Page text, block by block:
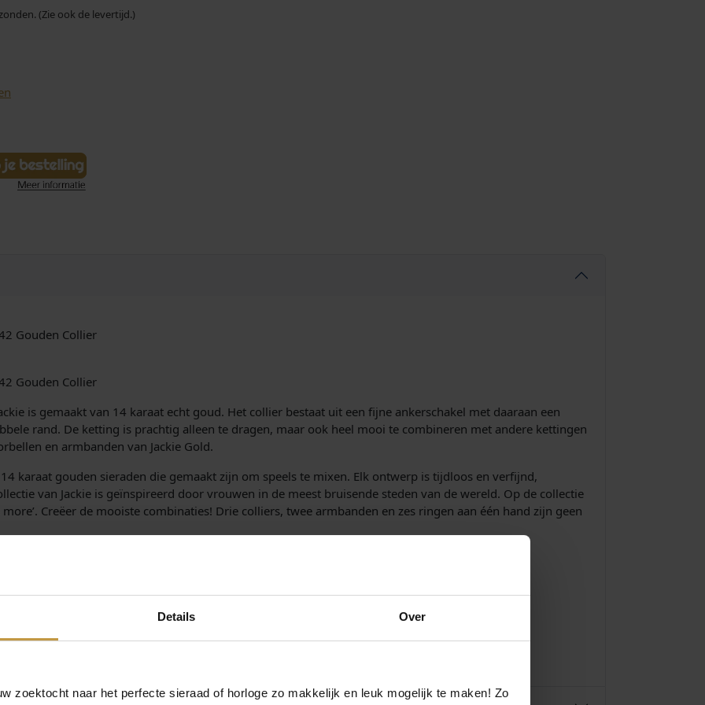
Details Over
zoektocht naar het perfecte sieraad of horloge zo makkelijk en leuk mogelijk te maken! Zo
(Zie ook de levertijd.)
Gouden Collier
Gouden Collier
is gemaakt van 14 karaat echt goud. Het collier bestaat uit een fijne ankerschakel met daaraan een
rand. De ketting is prachtig alleen te dragen, maar ook heel mooi te combineren met andere kettingen
en armbanden van Jackie Gold.
karaat gouden sieraden die gemaakt zijn om speels te mixen. Elk ontwerp is tijdloos en verfijnd,
van Jackie is geïnspireerd door vrouwen in de meest bruisende steden van de wereld. Op de collectie
Creëer de mooiste combinaties! Drie colliers, twee armbanden en zes ringen aan één hand zijn geen
– Gratis verzekerde verzending in Nederland